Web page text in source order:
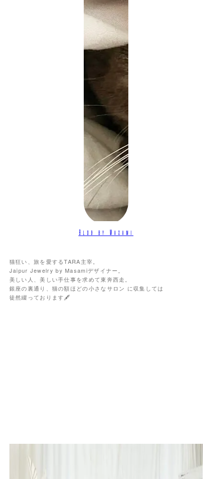
Blog by Masami
猫狂い、旅を愛するTARA主宰。
Jaipur Jewelry by Masamiデザイナー。
美しい人、美しい手仕事を求めて東奔西走。
銀座の裏通り、猫の額ほどの小さなサロン に収集しては
徒然綴っております🖋